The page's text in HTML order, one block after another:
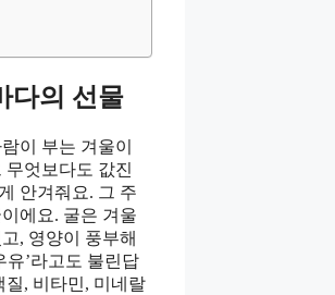
다의 선물
이 부는 겨울이
무엇보다도 값진
안겨줘요. 그 주
에요. 굴은 겨울
, 영양이 풍부해
유’라고도 불린답
질, 비타민, 미네랄